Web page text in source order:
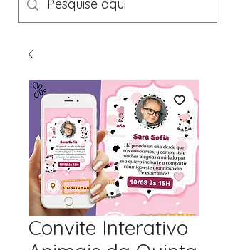
Convite Interativo